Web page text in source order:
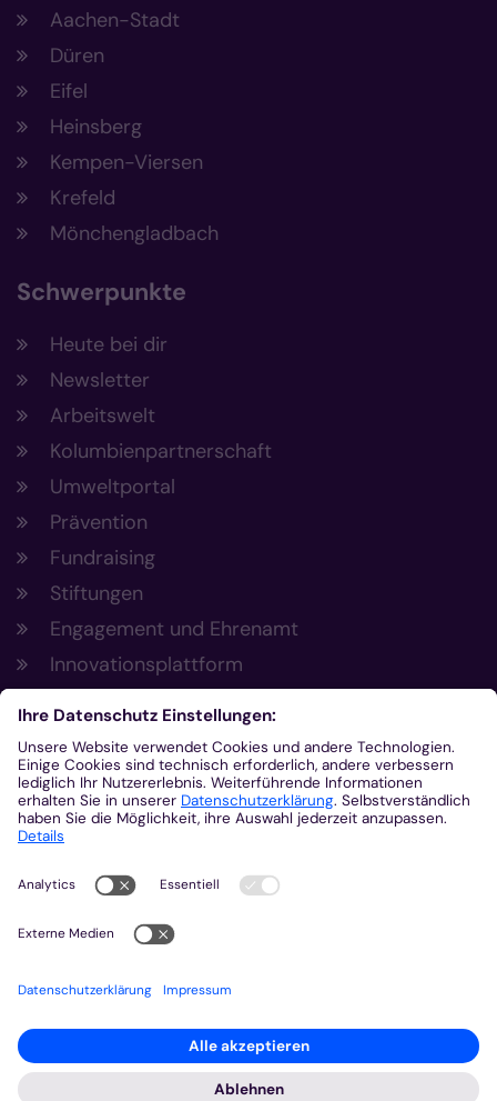
Aachen-Stadt
Düren
Eifel
Heinsberg
Kempen-Viersen
Krefeld
Mönchengladbach
Schwerpunkte
Heute bei dir
Newsletter
Arbeitswelt
Kolumbienpartnerschaft
Umweltportal
Prävention
Fundraising
Stiftungen
Engagement und Ehrenamt
Innovationsplattform
Aus der Plattform
Nachrichten
Veranstaltungen
Gottesdienste
Stellenangebote
Kirchenzeitung
Amtsblatt (Kirchlicher Anzeiger)
Rechtsdatenbank
Meldestelle gemäß Hinweisgeberschutzgesetz